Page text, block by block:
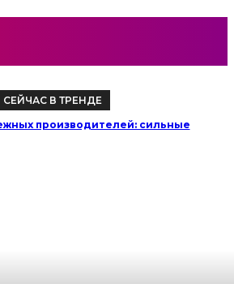
СЕЙЧАС В ТРЕНДЕ
производителей: сильные